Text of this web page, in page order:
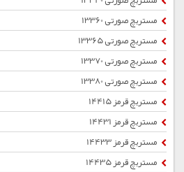
مستربچ صورتی 13360
مستربچ صورتی 13365
مستربچ صورتی 13370
مستربچ صورتی 13380
مستربچ قرمز 14415
مستربچ قرمز 14431
مستربچ قرمز 14433
مستربچ قرمز 14435